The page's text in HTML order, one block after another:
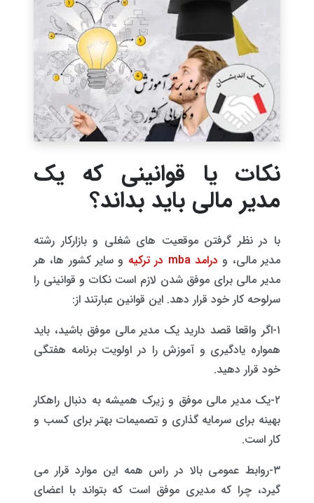
نکات یا قوانینی که یک
مدیر مالی باید بداند؟
با در نظر گرفتن موقعیت های شغلی و بازارکار رشته
مدیر مالی، و درامد mba در ترکیه
و سایر کشور ها، هر
مدیر مالی برای موفق شدن لازم است نکات و قوانینی را
سرلوحه کار خود قرار دهد. این قوانین عبارتند از:
۱-اگر واقعا قصد دارید یک مدیر مالی موفق باشید، باید
همواره یادگیری و آموزش را در اولویت برنامه هفتگی
خود قرار دهید.
۲-یک مدیر مالی موفق و زیرک همیشه به دنبال راهکار
بهینه برای سرمایه گذاری و تصمیمات بهتر برای کسب و
کار است.
۳-روابط عمومی بالا در راس همه این موارد قرار می
گیرد، چرا که مدیری موفق است که بتواند با اعضای